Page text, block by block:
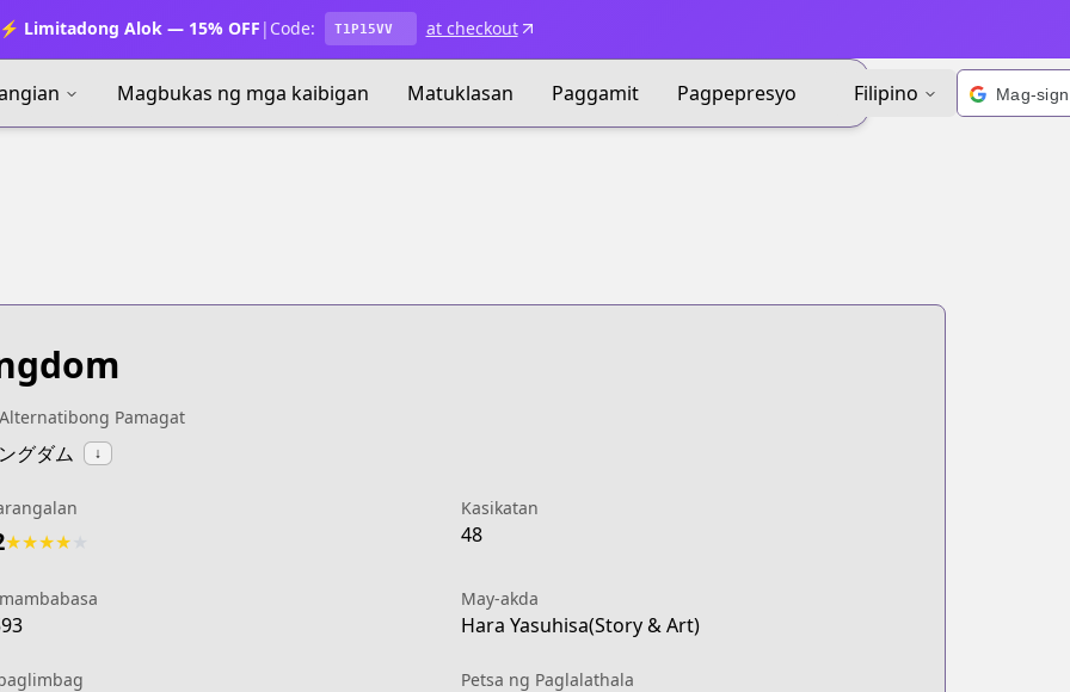
⚡ Limitadong Alok — 15% OFF | Code: T1P15VV at checkout
Magbukas ng mga kaibigan Matuklasan Paggamit Pagpepresyo Filipino
Pamagat
グダム ↓
★★★★
Kasikatan
48
May-akda
Hara Yasuhisa(Story & Art)
Petsa ng Paglalathala